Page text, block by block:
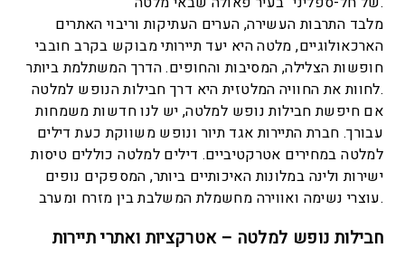
מלבד התרבות העשירה, הערים העתיקות וריבוי האתרים
הארכאולוגיים, מלטה היא יעד תיירותי מבוקש בקרב חובבי
חופשות הצלילה, המסיבות והחופים. הדרך המשתלמת ביותר
לחוות את החוויה המלטזית היא דרך חבילות הנופש למלטה.
אם חיפשת חבילות נופש למלטה, יש לנו חדשות משמחות
עבורך. חברת התיירות אגד תיור ונופש משווקת כעת דילים
למלטה במחירים אטרקטיביים. דילים למלטה כוללים טיסות
ישירות ולינה במלונות האיכותיים ביותר, המספקים נופים
עוצרי נשימה ואווירה מחשמלת המשלבת בין מזרח ומערב.
חבילות נופש למלטה – אטרקציות ואתרי תיירות